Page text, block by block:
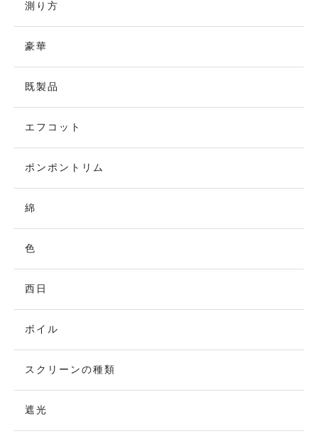
測り方
豪華
既製品
エフコット
ポンポントリム
綿
色
西日
ボイル
スクリーンの種類
遮光